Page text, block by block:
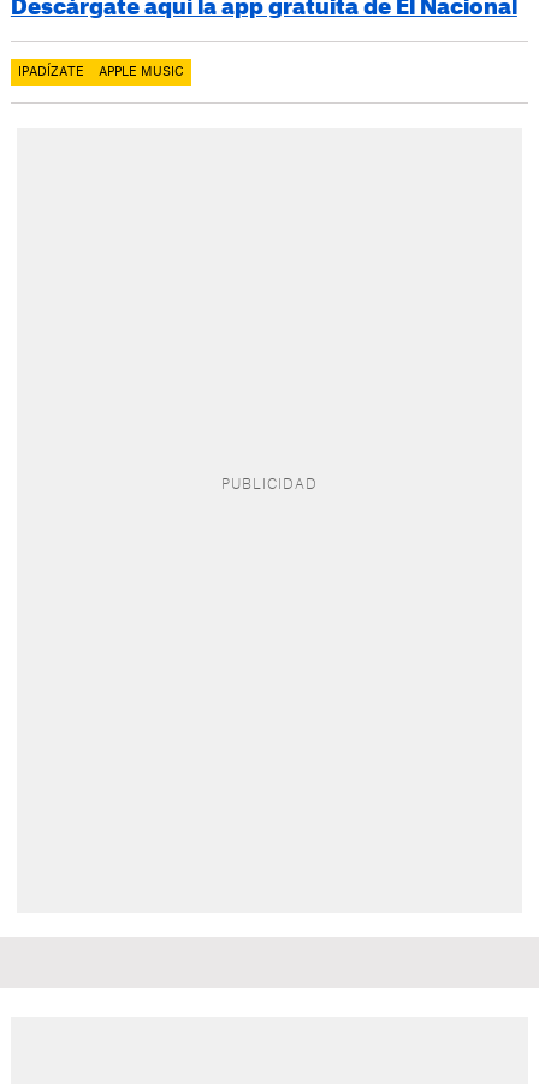
Descárgate aquí la app gratuita de El Nacional
IPADÍZATE APPLE MUSIC